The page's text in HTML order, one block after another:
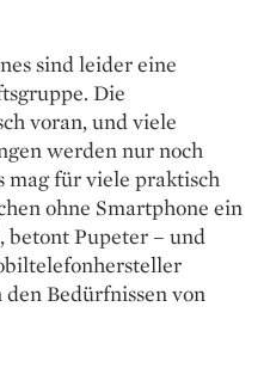
sind leider eine
Die
voran, und viele
werden nur noch
mag für viele praktisch
ohne Smartphone ein
betont Pupeter – und
Bedürfnissen von